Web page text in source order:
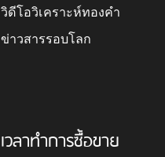
วิดีโอวิเคราะห์ทองคำ
ข่าวสารรอบโลก
เวลาทำการซื้อขาย